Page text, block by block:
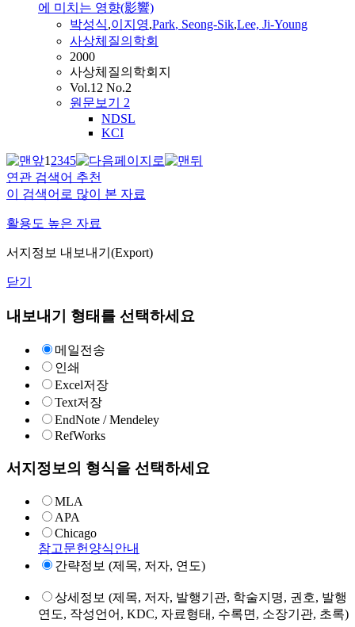
에 미치는 영향(影響)
박성식,이지영,Park, Seong-Sik,Lee, Ji-Young
사상체질의학회
2000
사상체질의학회지
Vol.12 No.2
원문보기 2
NDSL
KCI
12345
연관 검색어 추천
이 검색어로 많이 본 자료
활용도 높은 자료
서지정보 내보내기(Export)
닫기
내보내기 형태를 선택하세요
메일전송
인쇄
Excel저장
Text저장
EndNote / Mendeley
RefWorks
서지정보의 형식을 선택하세요
MLA
APA
Chicago
참고문헌양식안내
간략정보 (제목, 저자, 연도)
상세정보 (제목, 저자, 발행기관, 학술지명, 권호, 발행
연도, 작성언어, KDC, 자료형태, 수록면, 소장기관, 초록)